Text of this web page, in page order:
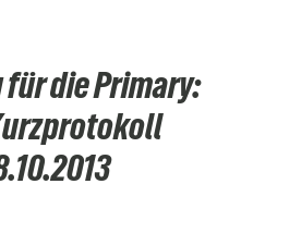
für die Primary: